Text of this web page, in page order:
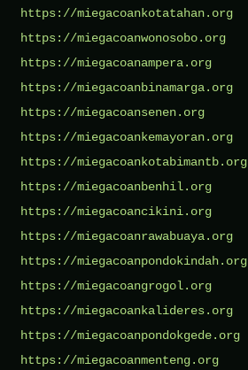
https://miegacoankotatahan.org
https://miegacoanwonosobo.org
https://miegacoanampera.org
https://miegacoanbinamarga.org
https://miegacoansenen.org
https://miegacoankemayoran.org
https://miegacoankotabimantb.org
https://miegacoanbenhil.org
https://miegacoancikini.org
https://miegacoanrawabuaya.org
https://miegacoanpondokindah.org
https://miegacoangrogol.org
https://miegacoankalideres.org
https://miegacoanpondokgede.org
https://miegacoanmenteng.org